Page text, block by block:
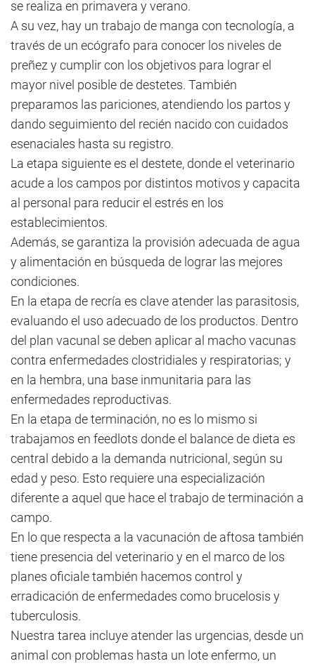
se realiza en primavera y verano.
A su vez, hay un trabajo de manga con tecnología, a
través de un ecógrafo para conocer los niveles de
preñez y cumplir con los objetivos para lograr el
mayor nivel posible de destetes. También
preparamos las pariciones, atendiendo los partos y
dando seguimiento del recién nacido con cuidados
esenaciales hasta su registro.
La etapa siguiente es el destete, donde el veterinario
acude a los campos por distintos motivos y capacita
al personal para reducir el estrés en los
establecimientos.
Además, se garantiza la provisión adecuada de agua
y alimentación en búsqueda de lograr las mejores
condiciones.
En la etapa de recría es clave atender las parasitosis,
evaluando el uso adecuado de los productos. Dentro
del plan vacunal se deben aplicar al macho vacunas
contra enfermedades clostridiales y respiratorias; y
en la hembra, una base inmunitaria para las
enfermedades reproductivas.
En la etapa de terminación, no es lo mismo si
trabajamos en feedlots donde el balance de dieta es
central debido a la demanda nutricional, según su
edad y peso. Esto requiere una especialización
diferente a aquel que hace el trabajo de terminación a
campo.
En lo que respecta a la vacunación de aftosa también
tiene presencia del veterinario y en el marco de los
planes oficiale también hacemos control y
erradicación de enfermedades como brucelosis y
tuberculosis.
Nuestra tarea incluye atender las urgencias, desde un
animal con problemas hasta un lote enfermo, un